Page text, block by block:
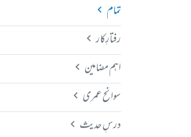
تمام
رفتارِکار
اہم مضامین
سوانح عمری
درسِ حدیث